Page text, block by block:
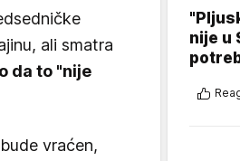
ali smatra
da to "nije
vraćen,
nije u